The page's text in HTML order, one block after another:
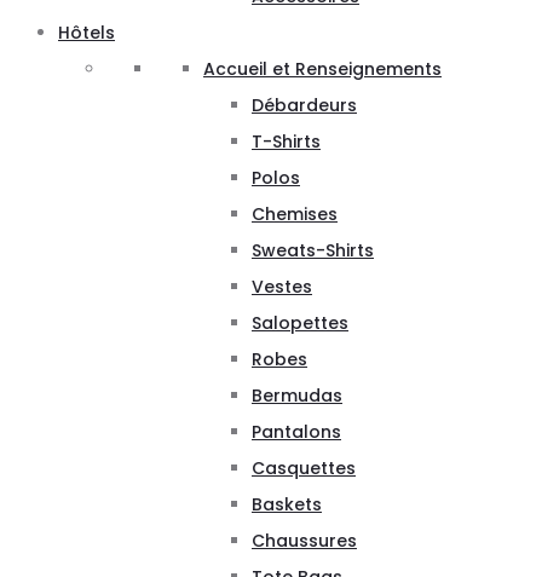
Hôtels
Accueil et Renseignements
Débardeurs
T-Shirts
Polos
Chemises
Sweats-Shirts
Vestes
Salopettes
Robes
Bermudas
Pantalons
Casquettes
Baskets
Chaussures